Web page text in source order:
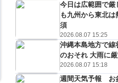
ミリ
26℃
m/s
0ミリ
1m/s
0 ミリ
1m/s
今日は広範囲で
も九州から東北
須
2026.08.07 15:25
沖縄本島地方で線
のおそれ 大雨に
2026.08.07 15:18
週間天気予報 お